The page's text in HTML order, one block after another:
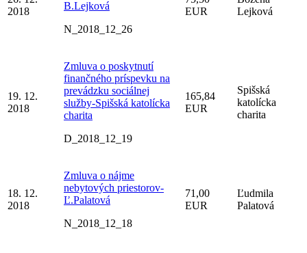
2018
B.Lejková
N_2018_12_26
EUR
Lejková
19. 12.
2018
Zmluva o poskytnutí
finančného príspevku na
prevádzku sociálnej
služby-Spišská katolícka
charita
D_2018_12_19
165,84
EUR
Spišská
katolícka
charita
18. 12.
2018
Zmluva o nájme
nebytových priestorov-
Ľ.Palatová
N_2018_12_18
71,00
EUR
Ľudmila
Palatová